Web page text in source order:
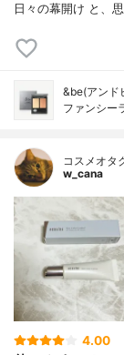
日々の幕開け と、
&be(アンド
ファンシー
コスメオタ
w_cana
4.00